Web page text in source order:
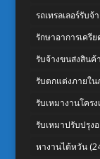
รถเทรลเลอร์รับจ้
รักษาอาการเครี
รับจ้างขนส่งสินค้า
รับตกแต่งภายใน
รับเหมางานโครง
รับเหมาปรับปรุง
หางานไต้หวัน